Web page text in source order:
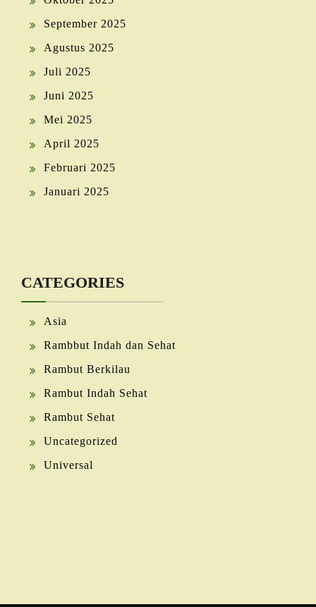
September 2025
Agustus 2025
Juli 2025
Juni 2025
Mei 2025
April 2025
Februari 2025
Januari 2025
CATEGORIES
Asia
Rambbut Indah dan Sehat
Rambut Berkilau
Rambut Indah Sehat
Rambut Sehat
Uncategorized
Universal